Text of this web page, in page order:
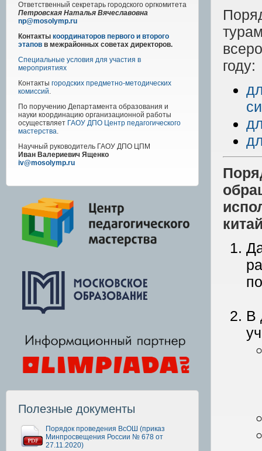
Ответственный секретарь городского оргкомитета
Петровская Наталья Вячеславовна
np@mosolymp.ru
Контакты координаторов первого и второго
этапов в межрайонных советах директоров.
Специальные условия для участия в
мероприятиях
Контакты городских предметно-методических
комиссий.
По поручению Департамента образования и
науки координацию организационной работы
осуществляет ГАОУ ДПО Центр педагогического
мастерства.
Научный руководитель ГАОУ ДПО ЦПМ
Иван Валериевич Ященко
iv@mosolymp.ru
Полезные документы
Порядок проведения ВсОШ (приказ
Минпросвещения России № 678 от
27.11.2020)
году:
В